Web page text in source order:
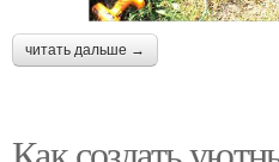
читать дальше →